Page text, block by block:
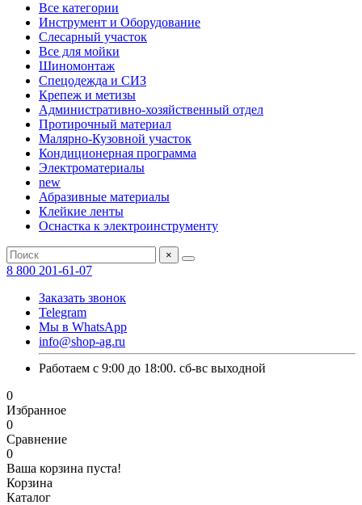
Все категории
Инструмент и Оборудование
Слесарный участок
Все для мойки
Шиномонтаж
Спецодежда и СИЗ
Крепеж и метизы
Административно-хозяйственный отдел
Протирочный материал
Малярно-Кузовной участок
Кондиционерная программа
Электроматериалы
new
Абразивные материалы
Клейкие ленты
Оснастка к электроинструменту
×
8 800 201-61-07
Заказать звонок
Telegram
Мы в WhatsApp
info@shop-ag.ru
Работаем с 9:00 до 18:00. сб-вс выходной
0
Избранное
0
Сравнение
0
Ваша корзина пуста!
Корзина
Каталог